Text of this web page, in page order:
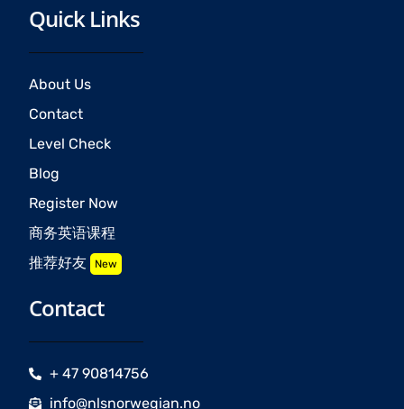
Quick Links
About Us
Contact
Level Check
Blog
Register Now
商务英语课程
推荐好友 New
Contact
+ 47 90814756
info@nlsnorwegian.no